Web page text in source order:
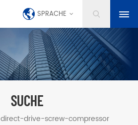
SPRACHE
SUCHE
direct-drive-screw-compressor